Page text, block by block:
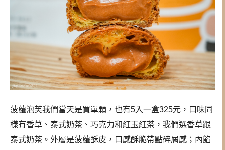
菠蘿泡芙我們當天是買單顆，也有5入一盒325元，口味同
樣有香草、泰式奶茶、巧克力和紅玉紅茶，我們選香草跟
泰式奶茶。外層是菠蘿酥皮，口感酥脆帶點碎屑感；內餡